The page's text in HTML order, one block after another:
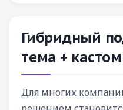
Гибридный
тема +
Для многих